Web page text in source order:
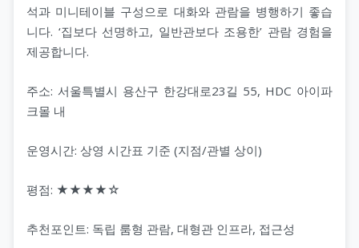
석과 미니테이블 구성으로 대화와 관람을 병행하기 좋습
니다. ‘집보다 선명하고, 일반관보다 조용한’ 관람 경험을
제공합니다.
주소: 서울특별시 용산구 한강대로23길 55, HDC 아이파
크몰 내
운영시간: 상영 시간표 기준 (지점/관별 상이)
평점: ★★★★☆
추천포인트: 독립 룸형 관람, 대형관 인프라, 접근성